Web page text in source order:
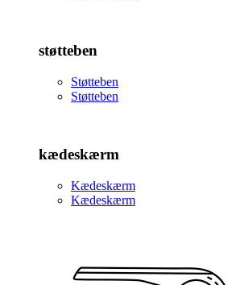
støtteben
Støtteben
Støtteben
kædeskærm
Kædeskærm
Kædeskærm